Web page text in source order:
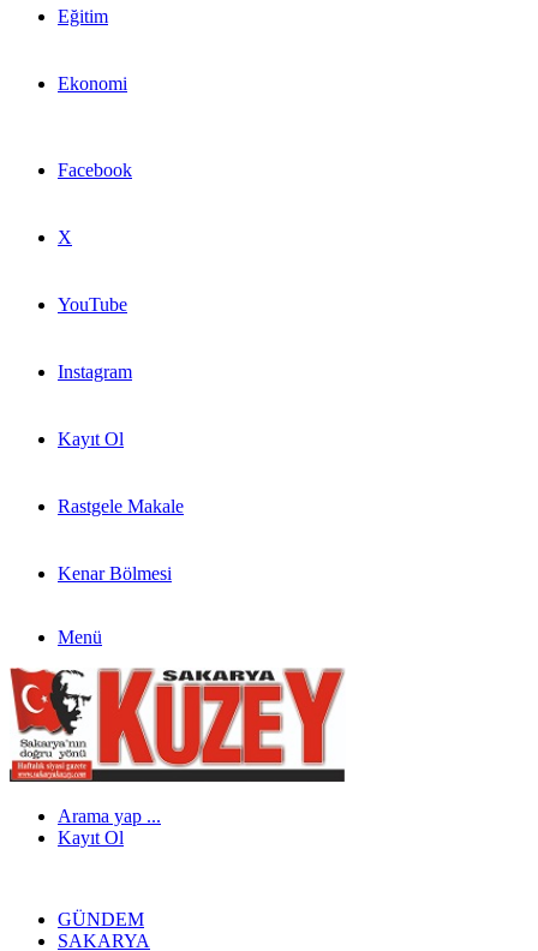
Eğitim
Ekonomi
Facebook
X
YouTube
Instagram
Kayıt Ol
Rastgele Makale
Kenar Bölmesi
Menü
Arama yap ...
Kayıt Ol
GÜNDEM
SAKARYA